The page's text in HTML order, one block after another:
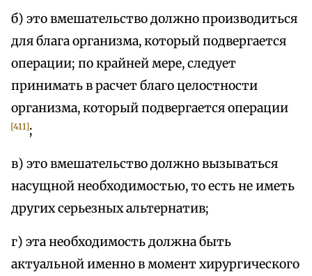
б) это вмешательство должно производиться
для блага организма, который подвергается
операции; по крайней мере, следует
принимать в расчет благо целостности
организма, который подвергается операции
[411];
в) это вмешательство должно вызываться
насущной необходимостью, то есть не иметь
других серьезных альтернатив;
г) эта необходимость должна быть
актуальной именно в момент хирургического